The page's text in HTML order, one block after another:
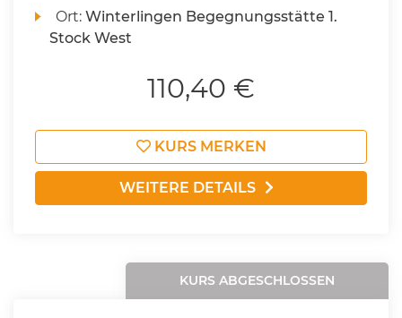
Ort:Winterlingen Begegnungsstätte 1.
Stock West
110,40 €
KURS MERKEN
WEITERE DETAILS
KURS ABGESCHLOSSEN